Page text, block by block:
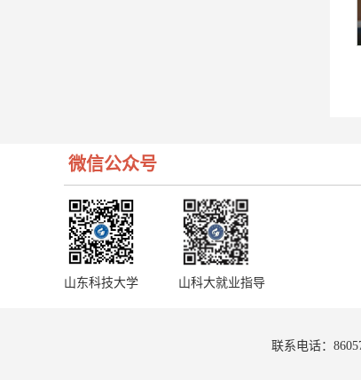
微信公众号
山东科技大学 山科大就业指导
联系电话：